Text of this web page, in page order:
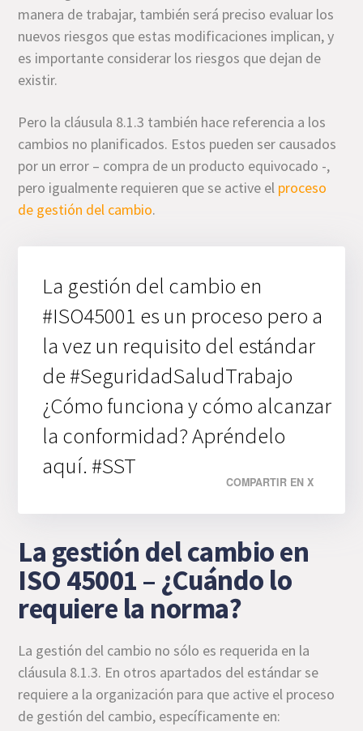
manera de trabajar, también será preciso evaluar los
nuevos riesgos que estas modificaciones implican, y
es importante considerar los riesgos que dejan de
existir.
Pero la cláusula 8.1.3 también hace referencia a los
cambios no planificados. Estos pueden ser causados
por un error – compra de un producto equivocado -,
pero igualmente requieren que se active el proceso
de gestión del cambio.
La gestión del cambio en
#ISO45001 es un proceso pero a
la vez un requisito del estándar
de #SeguridadSaludTrabajo
¿Cómo funciona y cómo alcanzar
la conformidad? Apréndelo
aquí. #SST
COMPARTIR EN X
La gestión del cambio en
ISO 45001 – ¿Cuándo lo
requiere la norma?
La gestión del cambio no sólo es requerida en la
cláusula 8.1.3. En otros apartados del estándar se
requiere a la organización para que active el proceso
de gestión del cambio, específicamente en: